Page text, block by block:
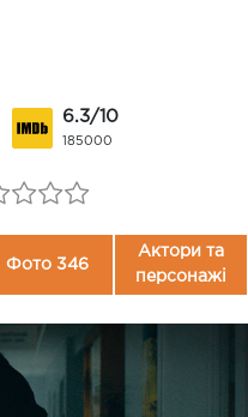
6.3/10
185000
Фото 346
Актори та
персонажі